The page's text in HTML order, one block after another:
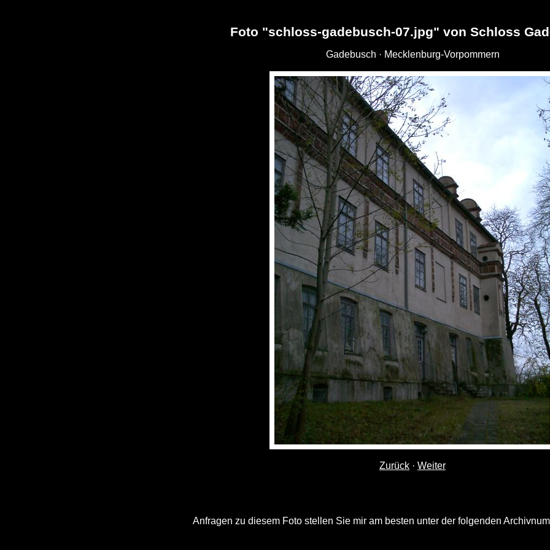
Foto "schloss-gadebusch-07.jpg" von Schloss
Gadebusch · Mecklenburg-Vorpommern
Zurück · Weiter
Anfragen zu diesem Foto stellen Sie mir am besten unter der folgenden